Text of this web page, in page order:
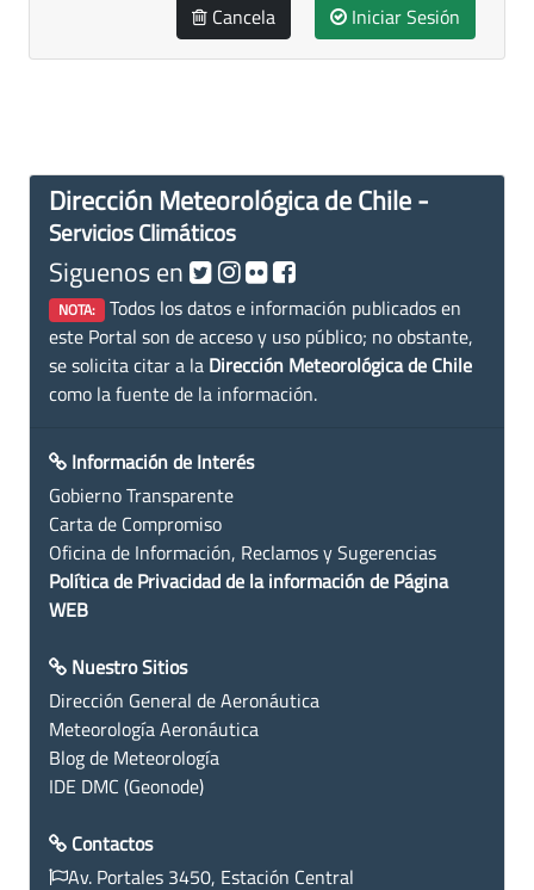
Cancela Iniciar Sesión
Dirección Meteorológica de Chile -
Servicios Climáticos
Siguenos en
NOTA: Todos los datos e información publicados en
este Portal son de acceso y uso público; no obstante,
se solicita citar a la Dirección Meteorológica de Chile
como la fuente de la información.
Información de Interés
Gobierno Transparente
Carta de Compromiso
Oficina de Información, Reclamos y Sugerencias
Política de Privacidad de la información de Página
WEB
Nuestro Sitios
Dirección General de Aeronáutica
Meteorología Aeronáutica
Blog de Meteorología
IDE DMC (Geonode)
Contactos
Av. Portales 3450, Estación Central